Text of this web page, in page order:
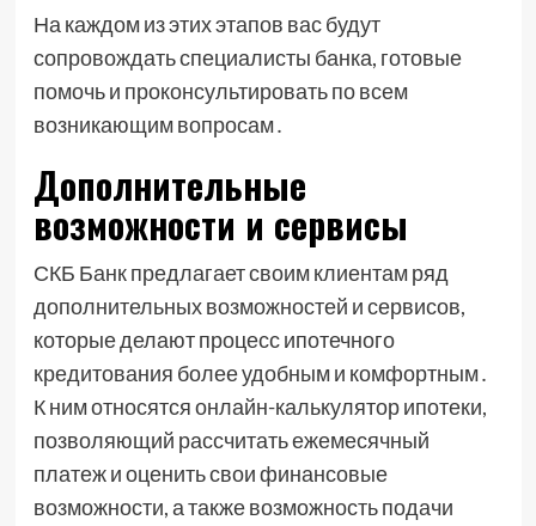
На каждом из этих этапов вас будут
сопровождать специалисты банка, готовые
помочь и проконсультировать по всем
возникающим вопросам․
Дополнительные
возможности и сервисы
СКБ Банк предлагает своим клиентам ряд
дополнительных возможностей и сервисов,
которые делают процесс ипотечного
кредитования более удобным и комфортным․
К ним относятся онлайн-калькулятор ипотеки,
позволяющий рассчитать ежемесячный
платеж и оценить свои финансовые
возможности, а также возможность подачи